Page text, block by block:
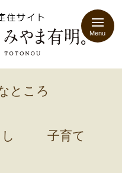
Menu
ところ
子育て